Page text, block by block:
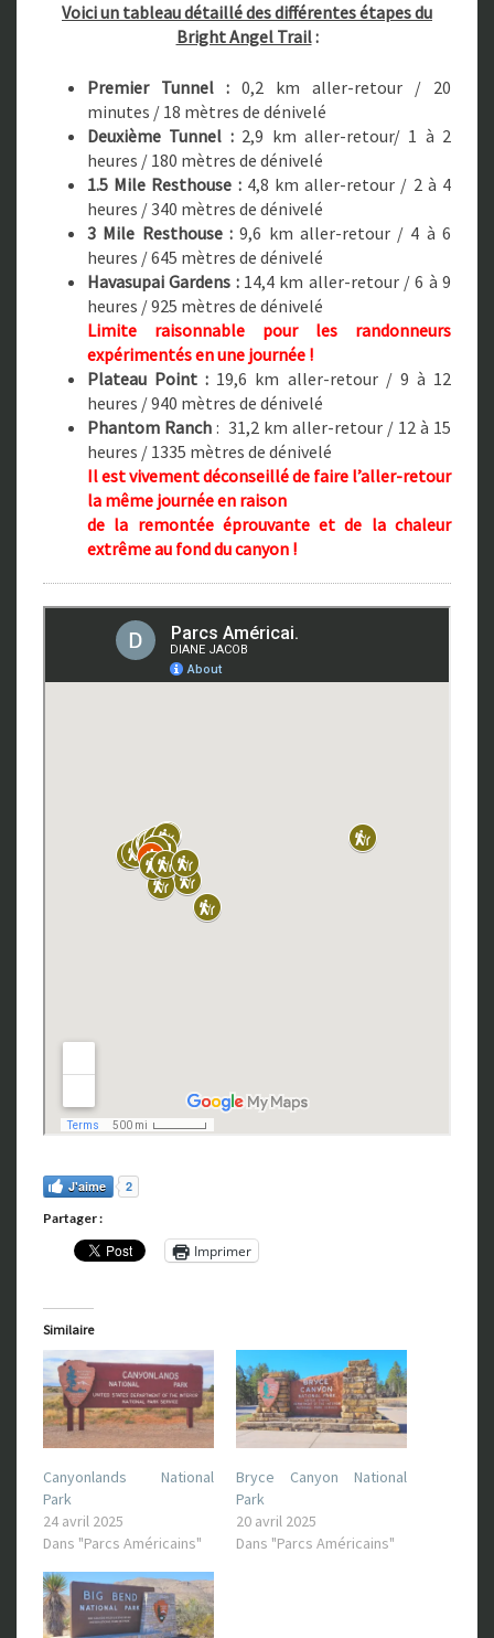
Voici un tableau détaillé des différentes étapes du
Bright Angel Trail:
Premier Tunnel : 0,2 km aller-retour / 20
minutes / 18 mètres de dénivelé
Deuxième Tunnel :2,9 km aller-retour/ 1 à 2
heures / 180 mètres de dénivelé
1.5 Mile Resthouse :4,8 km aller-retour / 2 à 4
heures / 340 mètres de dénivelé
3 Mile Resthouse :9,6 km aller-retour / 4 à 6
heures / 645 mètres de dénivelé
Havasupai Gardens :14,4 km aller-retour / 6 à 9
heures / 925 mètres de dénivelé
Limite raisonnable pour les randonneurs
expérimentés en une journée !
Plateau Point: 19,6 km aller-retour / 9 à 12
heures / 940 mètres de dénivelé
Phantom Ranch : 31,2 km aller-retour / 12 à 15
heures / 1335 mètres de dénivelé
Il est vivement déconseillé de faire l’aller-retour
la même journée en raison
de la remontée éprouvante et de la chaleur
extrême au fond du canyon !
J'aime
2
Partager :
Imprimer
Similaire
Canyonlands National
Park
24 avril 2025
Dans "Parcs Américains"
Bryce Canyon National
Park
20 avril 2025
Dans "Parcs Américains"